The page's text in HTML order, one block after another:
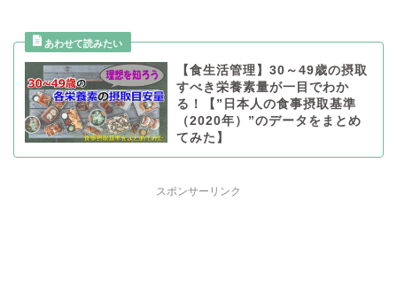
【食生活管理】30～49歳の摂取
すべき栄養素量が一目でわか
る！【”日本人の食事摂取基準
（2020年）”のデータをまとめ
てみた】
スポンサーリンク